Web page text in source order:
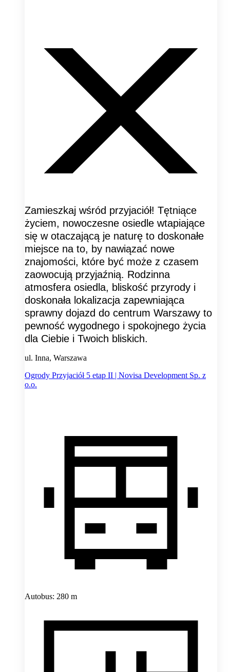
Zamieszkaj wśród przyjaciół! Tętniące
życiem, nowoczesne osiedle wtapiające
się w otaczającą je naturę to doskonałe
miejsce na to, by nawiązać nowe
znajomości, które być może z czasem
zaowocują przyjaźnią. Rodzinna
atmosfera osiedla, bliskość przyrody i
doskonała lokalizacja zapewniająca
sprawny dojazd do centrum Warszawy to
pewność wygodnego i spokojnego życia
dla Ciebie i Twoich bliskich.
ul. Inna, Warszawa
Ogrody Przyjaciół 5 etap II | Novisa Development Sp. z
o.o.
Autobus: 280 m